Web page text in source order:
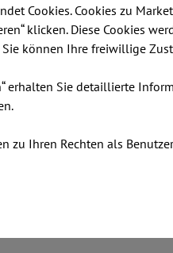
Cookies. Cookies zu
klicken. Diese Cookies
Sie können Ihre freiwillige
erhalten Sie detaillierte
zu Ihren Rechten als